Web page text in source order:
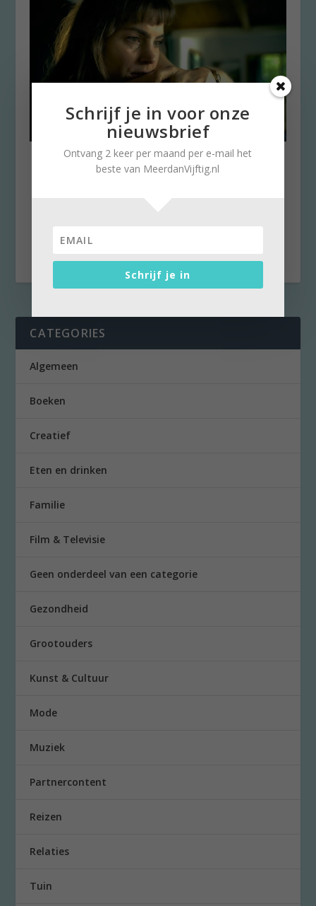
In de ban van ‘De Ring’
nieuwe...
CATEGORIES
Algemeen
Boeken
Creatief
Eten en drinken
Familie
Film & Televisie
Geen onderdeel van een categorie
Gezondheid
Grootouders
Kunst & Cultuur
Mode
Muziek
Partnercontent
Reizen
Relaties
Tuin
Schrijf je in voor onze
nieuwsbrief
Ontvang 2 keer per maand per e-mail het
beste van MeerdanVijftig.nl
Schrijf je in